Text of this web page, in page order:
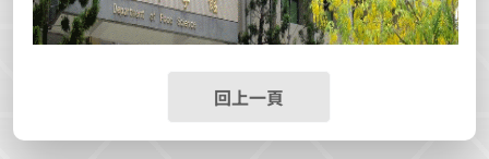
回上一頁